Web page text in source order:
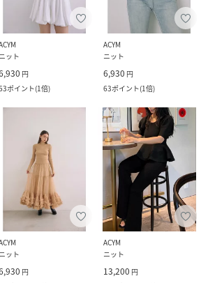
ニット
円
ポイント(1倍)
ACYM
ニット
6,930 円
63ポイント(1倍)
ニット
円
ACYM
ニット
13,200 円